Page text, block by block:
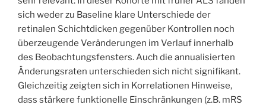
sich weder zu Baseline klare Unterschiede der
retinalen Schichtdicken gegenüber Kontrollen noch
überzeugende Veränderungen im Verlauf innerhalb
des Beobachtungsfensters. Auch die annualisierten
Änderungsraten unterschieden sich nicht signifikant.
Gleichzeitig zeigten sich in Korrelationen Hinweise,
dass stärkere funktionelle Einschränkungen (z.B. mRS